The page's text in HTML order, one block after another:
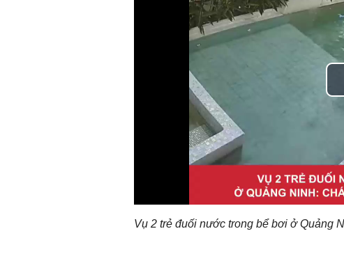
Vụ 2 trẻ đuối nước trong bể bơi ở Quảng